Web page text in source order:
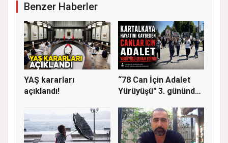
Benzer Haberler
YAŞ kararları
açıklandı!
“78 Can İçin Adalet
Yürüyüşü" 3. gününde